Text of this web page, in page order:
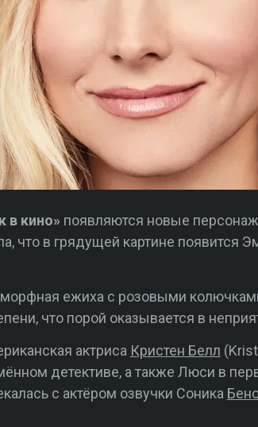
в кино» появляются новые
что в грядущей картине
ежиха с розовыми
что порой оказывается в
актриса Кристен Белл
детективе, а также Люси в
с актёром озвучки Соника